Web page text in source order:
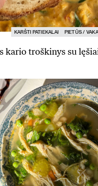
KARŠTI PATIEKALAI PIETŪS /
kario troškinys su